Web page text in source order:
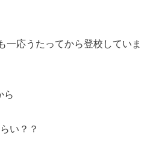
一応うたってから登校していま
ら
い？？